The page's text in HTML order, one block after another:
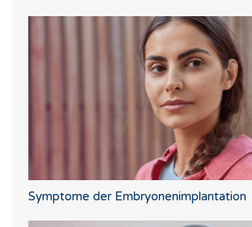
Symptome der Embryonenimplantation